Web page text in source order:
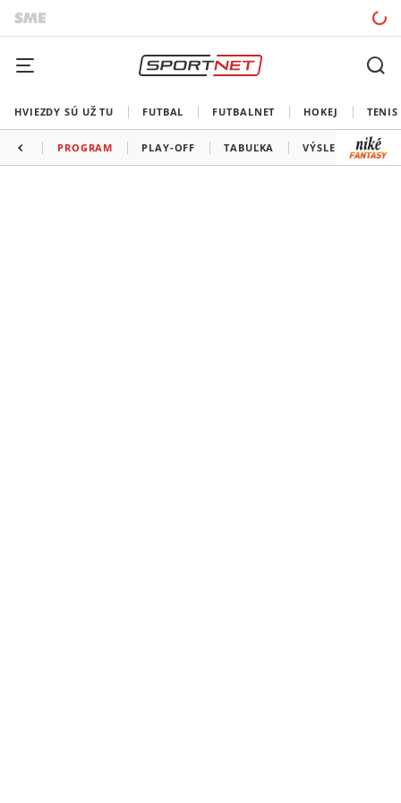
HVIEZDY SÚ UŽ TU FUTBAL FUTBALNET HOKEJ TENIS
PROGRAM PLAY-OFF TABUĽKA VÝSLEDKY